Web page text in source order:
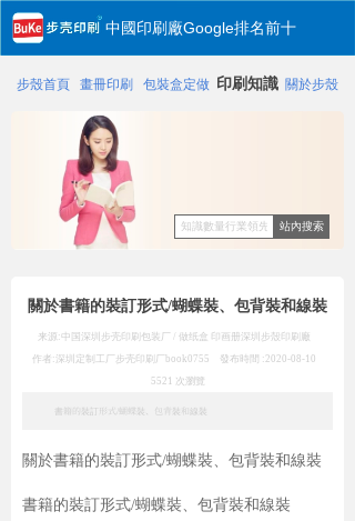
中國印刷廠Google排名前十
站內搜索
關於書籍的裝訂形式/蝴蝶裝、包背裝和線裝
来源:中国深圳步壳印刷包装厂 / 做纸盒 印画册 深圳步殼印刷廠
作者:深圳定制工厂步壳印刷厂 book0755 發布時間 :2020-08-10
5521 次瀏覽
書籍的裝訂形式/蝴蝶裝、包背裝和線裝
關於書籍的裝訂形式/蝴蝶裝、包背裝和線裝
書籍的裝訂形式/蝴蝶裝、包背裝和線裝
步殼首頁 畫冊印刷 包裝盒定做 印刷知識 關於步殼